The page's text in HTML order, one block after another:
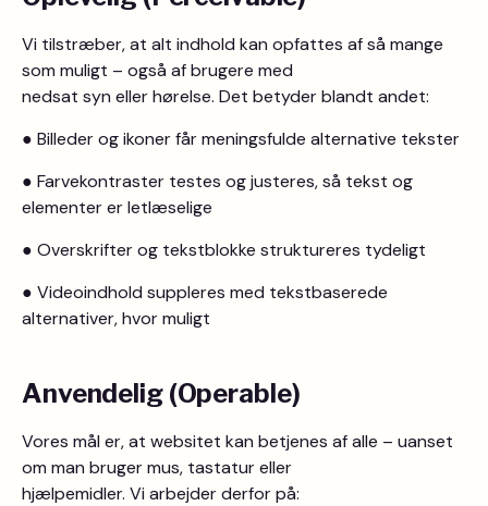
Vi tilstræber, at alt indhold kan opfattes af så mange
som muligt – også af brugere med
nedsat syn eller hørelse. Det betyder blandt andet:
● Billeder og ikoner får meningsfulde alternative tekster
● Farvekontraster testes og justeres, så tekst og
elementer er letlæselige
● Overskrifter og tekstblokke struktureres tydeligt
● Videoindhold suppleres med tekstbaserede
alternativer, hvor muligt
Anvendelig (Operable)
Vores mål er, at websitet kan betjenes af alle – uanset
om man bruger mus, tastatur eller
hjælpemidler. Vi arbejder derfor på: